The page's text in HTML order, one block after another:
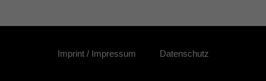
Imprint / Impressum Datenschutz